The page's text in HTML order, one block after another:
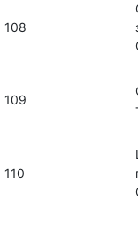
108
109
110